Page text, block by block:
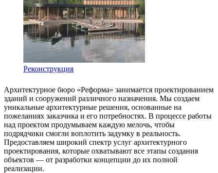
Реконструкция
Архитектурное бюро «Реформа» занимается проектированием
зданий и сооружений различного назначения. Мы создаем
уникальные архитектурные решения, основанные на
пожеланиях заказчика и его потребностях. В процессе работы
над проектом продумываем каждую мелочь, чтобы
подрядчики смогли воплотить задумку в реальность.
Предоставляем широкий спектр услуг архитектурного
проектирования, которые охватывают все этапы создания
объектов — от разработки концепции до их полной
реализации.